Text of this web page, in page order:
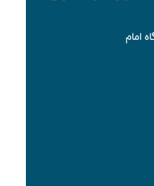
امام